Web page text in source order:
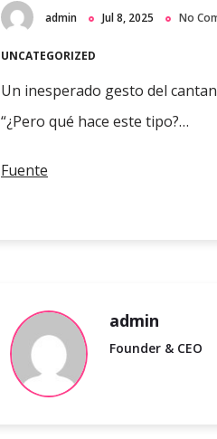
admin Jul 8, 2025 No
UNCATEGORIZED
Un inesperado gesto del
“¿Pero qué hace este tipo?…
Fuente
admin
Founder & CEO